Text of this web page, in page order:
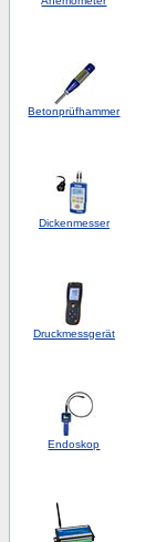
Betonprüfhammer
Dickenmesser
Druckmessgerät
Endoskop